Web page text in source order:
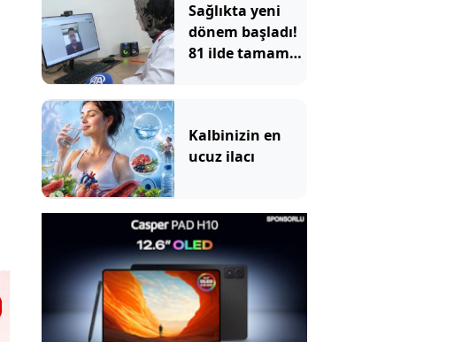
Sağlıkta yeni
dönem başladı!
81 ilde tamamen
Kalbinizin en
ucuz ilacı